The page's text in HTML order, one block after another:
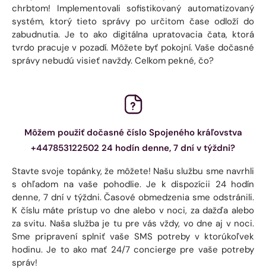
chrbtom! Implementovali sofistikovaný automatizovaný
systém, ktorý tieto správy po určitom čase odloží do
zabudnutia. Je to ako digitálna upratovacia čata, ktorá
tvrdo pracuje v pozadí. Môžete byť pokojní. Vaše dočasné
správy nebudú visieť navždy. Celkom pekné, čo?
Môžem použiť dočasné číslo Spojeného kráľovstva
+447853122502 24 hodín denne, 7 dní v týždni?
Stavte svoje topánky, že môžete! Našu službu sme navrhli
s ohľadom na vaše pohodlie. Je k dispozícii 24 hodín
denne, 7 dní v týždni. Časové obmedzenia sme odstránili.
K číslu máte prístup vo dne alebo v noci, za dažďa alebo
za svitu. Naša služba je tu pre vás vždy, vo dne aj v noci.
Sme pripravení splniť vaše SMS potreby v ktorúkoľvek
hodinu. Je to ako mať 24/7 concierge pre vaše potreby
správ!